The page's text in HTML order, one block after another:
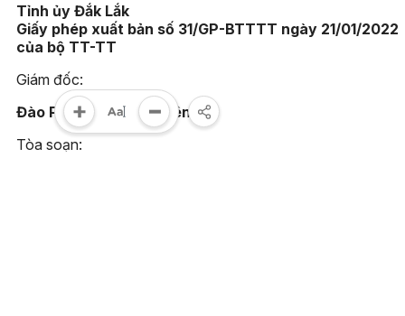
Tỉnh ủy Đắk Lắk
Giấy phép xuất bản số 31/GP-BTTTT ngày 21/01/2022
của bộ TT-TT
Giám đốc:
Đào Phạm Hoàng Quyên
Tòa soạn: